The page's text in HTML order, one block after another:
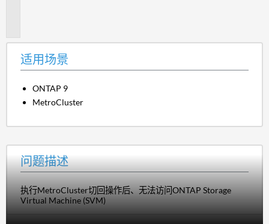
适用场景
ONTAP 9
MetroCluster
问题描述
执行MetroCluster切回操作后、无法访问ONTAP Storage
Virtual Machine (SVM)